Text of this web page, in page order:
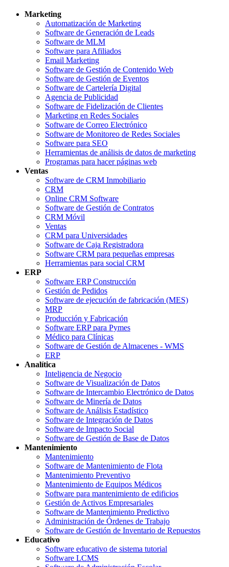
Marketing
Automatización de Marketing
Software de Generación de Leads
Software de MLM
Software para Afiliados
Email Marketing
Software de Gestión de Contenido Web
Software de Gestión de Eventos
Software de Cartelería Digital
Agencia de Publicidad
Software de Fidelización de Clientes
Marketing en Redes Sociales
Software de Correo Electrónico
Software de Monitoreo de Redes Sociales
Software para SEO
Herramientas de análisis de datos de marketing
Programas para hacer páginas web
Ventas
Software de CRM Inmobiliario
CRM
Online CRM Software
Software de Gestión de Contratos
CRM Móvil
Ventas
CRM para Universidades
Software de Caja Registradora
Software CRM para pequeñas empresas
Herramientas para social CRM
ERP
Software ERP Construcción
Gestión de Pedidos
Software de ejecución de fabricación (MES)
MRP
Producción y Fabricación
Software ERP para Pymes
Médico para Clínicas
Software de Gestión de Almacenes - WMS
ERP
Analítica
Inteligencia de Negocio
Software de Visualización de Datos
Software de Intercambio Electrónico de Datos
Software de Minería de Datos
Software de Análisis Estadístico
Software de Integración de Datos
Software de Impacto Social
Software de Gestión de Base de Datos
Mantenimiento
Mantenimiento
Software de Mantenimiento de Flota
Mantenimiento Preventivo
Mantenimiento de Equipos Médicos
Software para mantenimiento de edificios
Gestión de Activos Empresariales
Software de Mantenimiento Predictivo
Administración de Órdenes de Trabajo
Software de Gestión de Inventario de Repuestos
Educativo
Software educativo de sistema tutorial
Software LCMS